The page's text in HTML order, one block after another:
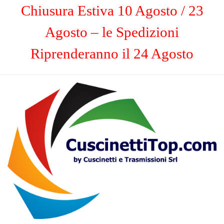
Chiusura Estiva 10 Agosto / 23
Agosto – le Spedizioni
Riprenderanno il 24 Agosto